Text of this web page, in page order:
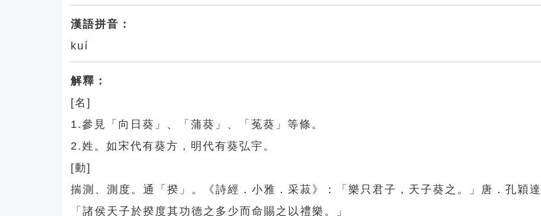
漢語拼音：
kuí
解釋：
[名]
1.參見「向日葵」、「蒲葵」、「菟葵」等條。
2.姓。如宋代有葵方，明代有葵弘宇。
[動]
揣測、測度。通「揆」。《詩經．小雅．采菽》：「樂只君子，天子葵之。」唐．孔穎
「諸侯天子於揆度其功德之多少而命賜之以禮樂。」